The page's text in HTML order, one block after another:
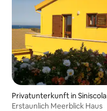
Privatunterkunft in Siniscola
Erstaunlich Meerblick Haus